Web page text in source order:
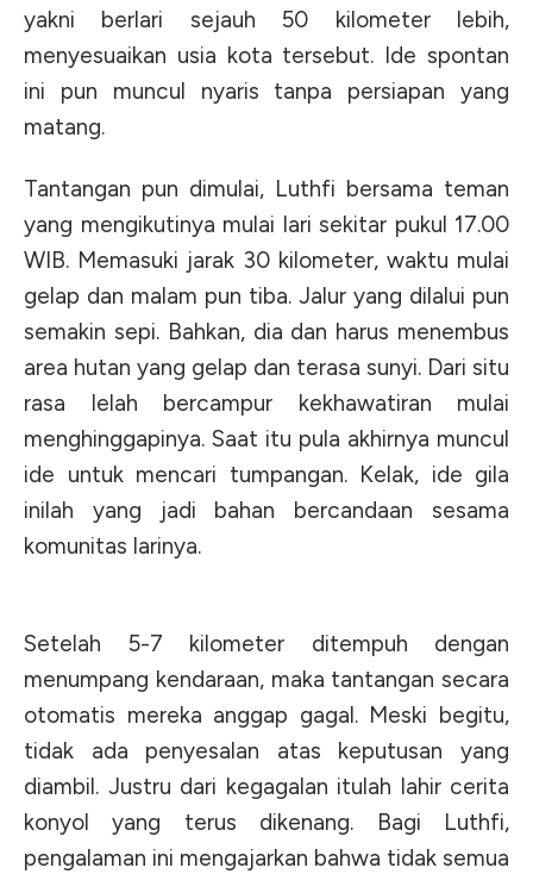
yakni berlari sejauh 50 kilometer lebih,
menyesuaikan usia kota tersebut. Ide spontan
ini pun muncul nyaris tanpa persiapan yang
matang.
Tantangan pun dimulai, Luthfi bersama teman
yang mengikutinya mulai lari sekitar pukul 17.00
WIB. Memasuki jarak 30 kilometer, waktu mulai
gelap dan malam pun tiba. Jalur yang dilalui pun
semakin sepi. Bahkan, dia dan harus menembus
area hutan yang gelap dan terasa sunyi. Dari situ
rasa lelah bercampur kekhawatiran mulai
menghinggapinya. Saat itu pula akhirnya muncul
ide untuk mencari tumpangan. Kelak, ide gila
inilah yang jadi bahan bercandaan sesama
komunitas larinya.
Setelah 5-7 kilometer ditempuh dengan
menumpang kendaraan, maka tantangan secara
otomatis mereka anggap gagal. Meski begitu,
tidak ada penyesalan atas keputusan yang
diambil. Justru dari kegagalan itulah lahir cerita
konyol yang terus dikenang. Bagi Luthfi,
pengalaman ini mengajarkan bahwa tidak semua